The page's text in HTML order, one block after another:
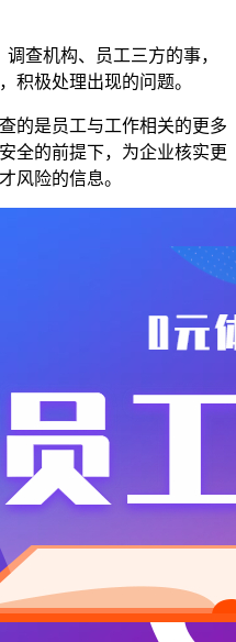
查机构、员工三方的事，
积极处理出现的问题。
是员工与工作相关的更多
全的前提下，为企业核实更
风险的信息。